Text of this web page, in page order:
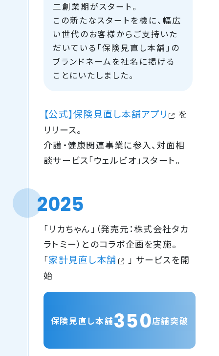
二創業期がスタート。
この新たなスタートを機に、幅広
い世代のお客様からご支持いた
だいている「保険見直し本舗」の
ブランドネームを社名に掲げる
ことにいたしました。
【公式】保険見直し本舗アプリ
を
リリース。
介護・健康関連事業に参入、対面相
談サービス「ウェルビオ」スタート。
2025
保険見直し本舗350店舗突破
「リカちゃん」（発売元：株式会社タカ
ラトミー）とのコラボ企画を実施。
「家計見直し本舗
」 サービスを開
始